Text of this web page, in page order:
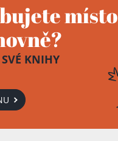
místo
SVÉ KNIHY